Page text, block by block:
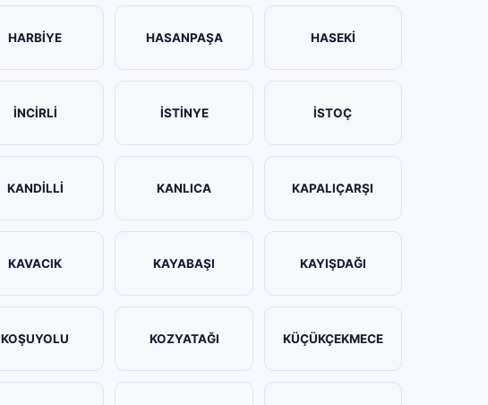
HARBİYE HASANPAŞA HASEKİ
İNCİRLİ İSTİNYE İSTOÇ
KANDİLLİ KANLICA KAPALIÇARŞI
KAVACIK KAYABAŞI KAYIŞDAĞI
KOŞUYOLU KOZYATAĞI KÜÇÜKÇEKMECE